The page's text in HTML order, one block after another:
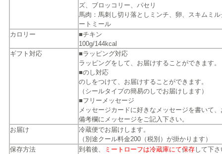
ズ、ブロッコリー、パセリ
馬肉：馬刺し切り落としミンチ、卵、スキムミ
ートミール
カロリー
■チキン
100g/144kcal
ギフト対応
■ラッピング対応
ラッピングをして、お届けすることができます。
■のし対応
のしをつけて、お届けすることができます。
（シールタイプの簡易のしでお届けします）
■フリーメッセージ
メッセージカードに好きなメッセージを書いて
備考欄にメッセージをご記入下さい。
お届け
冷蔵便でお届けします。
（別途クール料金200（税別）が掛かります）
保存方法
到着後、 ミートローフは冷蔵庫にて保存 して下